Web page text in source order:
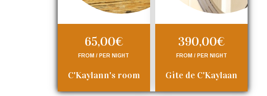
65,00€
FROM / PER NIGHT
C'Kaylann's room
390,00€
FROM / PER NIGHT
Gite de C'Kaylaan